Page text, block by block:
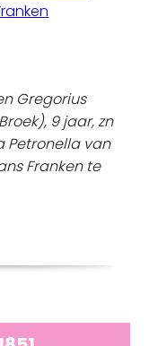
Gregorius
9 jaar, zn
Petronella van
Franken te